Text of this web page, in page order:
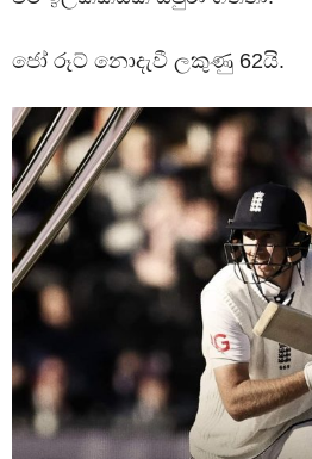
ජෝ රූට් නොදැවී ලකුණු 62යි.